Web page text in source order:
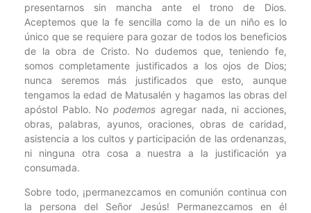
presentarnos sin mancha ante el trono de Dios.
Aceptemos que la fe sencilla como la de un niño es lo
único que se requiere para gozar de todos los beneficios
de la obra de Cristo. No dudemos que, teniendo fe,
somos completamente justificados a los ojos de Dios;
nunca seremos más justificados que esto, aunque
tengamos la edad de Matusalén y hagamos las obras del
apóstol Pablo. Nopodemos agregar nada, ni acciones,
obras, palabras, ayunos, oraciones, obras de caridad,
asistencia a los cultos y participación de las ordenanzas,
ni ninguna otra cosa a nuestra a la justificación ya
consumada.
Sobre todo, ¡permanezcamos en comunión continua con
la persona del Señor Jesús! Permanezcamos en él